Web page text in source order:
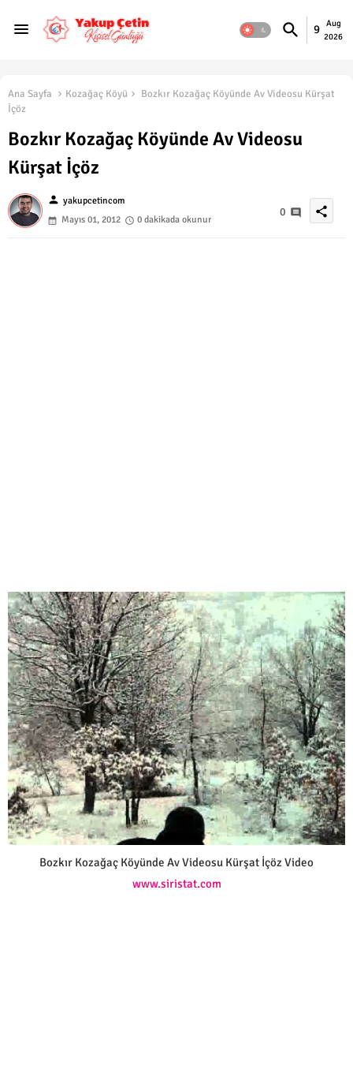
9
Aug
2026
Ana Sayfa Kozağaç Köyü
Bozkır Kozağaç Köyünde Av Videosu Kürşat
İçöz
Bozkır Kozağaç Köyünde Av Videosu
Kürşat İçöz
person yakupcetincom
Mayıs 01, 2012
0 dakikada okunur
0 share
Bozkır Kozağaç Köyünde Av Videosu Kürşat İçöz Video
www.siristat.com